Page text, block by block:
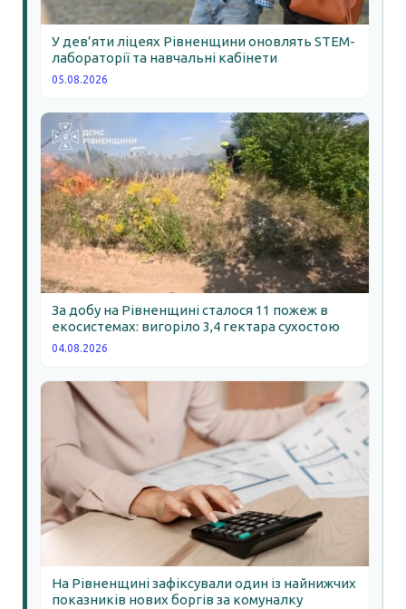
У дев’яти ліцеях Рівненщини оновлять STEM-
лабораторії та навчальні кабінети
05.08.2026
За добу на Рівненщині сталося 11 пожеж в
екосистемах: вигоріло 3,4 гектара сухостою
04.08.2026
На Рівненщині зафіксували один із найнижчих
показників нових боргів за комуналку